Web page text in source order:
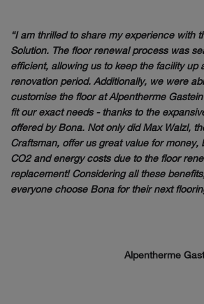
“I am thrilled to share my experience with
Solution. The floor renewal process was
efficient, allowing us to keep the facility up
renovation period. Additionally, we were
customise the floor at Alpentherme
fit our exact needs - thanks to the
offered by Bona. Not only did Max Walzl,
Craftsman, offer us great value for money,
CO2 and energy costs due to the floor
replacement! Considering all these
everyone choose Bona for their next
Alpentherme